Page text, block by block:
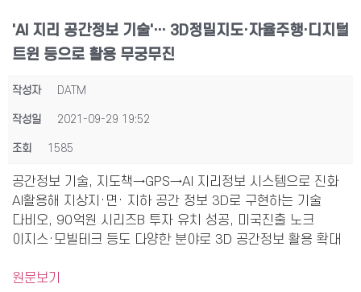
'AI 지리 공간정보 기술'… 3D정밀지도·자율주행·디지털
트윈 등으로 활용 무궁무진
작성자 DATM
작성일 2021-09-29 19:52
조회 1585
공간정보 기술, 지도책→GPS→AI 지리정보 시스템으로 진화
AI활용해 지상지·면· 지하 공간 정보 3D로 구현하는 기술
다비오, 90억원 시리즈B 투자 유치 성공, 미국진출 노크
이지스·모빌테크 등도 다양한 분야로 3D 공간정보 활용 확대
원문보기